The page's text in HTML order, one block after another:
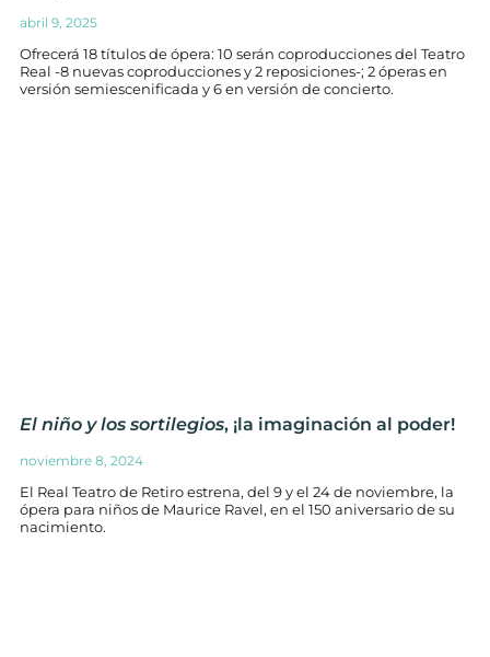
abril 9, 2025
Ofrecerá 18 títulos de ópera: 10 serán coproducciones del Teatro
Real -8 nuevas coproducciones y 2 reposiciones-; 2 óperas en
versión semiescenificada y 6 en versión de concierto.
El niño y los sortilegios, ¡la imaginación al poder!
noviembre 8, 2024
El Real Teatro de Retiro estrena, del 9 y el 24 de noviembre, la
ópera para niños de Maurice Ravel, en el 150 aniversario de su
nacimiento.